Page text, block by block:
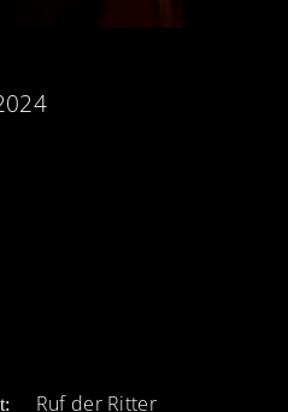
Ruf der Ritter